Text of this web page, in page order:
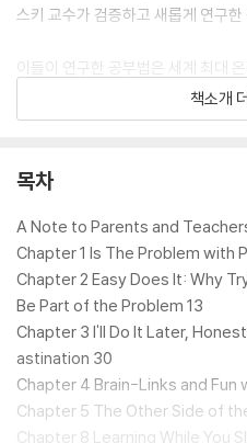
스키 교수가 검증하고 새롭게 연구
이들이 연구한 공부법은 세계 최대
a)에서 300만 명의 수강생에게 검
과적이고 실용적이다.” “우리의 뇌
엄청난 도움이 되었다.” “따라 하기
미루지 않는 법, 집중하는 법, 기억력
올리는 실질적인 정보까지 총망라되
에 꼭 읽어야 할 필독서임에 분명하다.
A surprisingly simple way for
ect--based on one of the
rses and the bestselling book
책소개
목차
A Note to Parents and
Chapter 1 Is The Problem with
Chapter 2 Easy Does It: Why
Be Part of the Problem 13
Chapter 3 I'll Do It Later,
astination 30
Chapter 4 Brain-Links and Fun
Chapter 5 The Other Side of
Chapter 8 Learning While You